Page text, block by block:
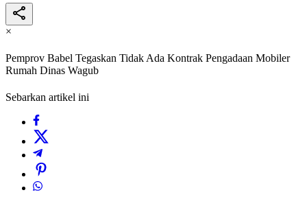
×
Pemprov Babel Tegaskan Tidak Ada Kontrak Pengadaan Mobiler
Rumah Dinas Wagub
Sebarkan artikel ini